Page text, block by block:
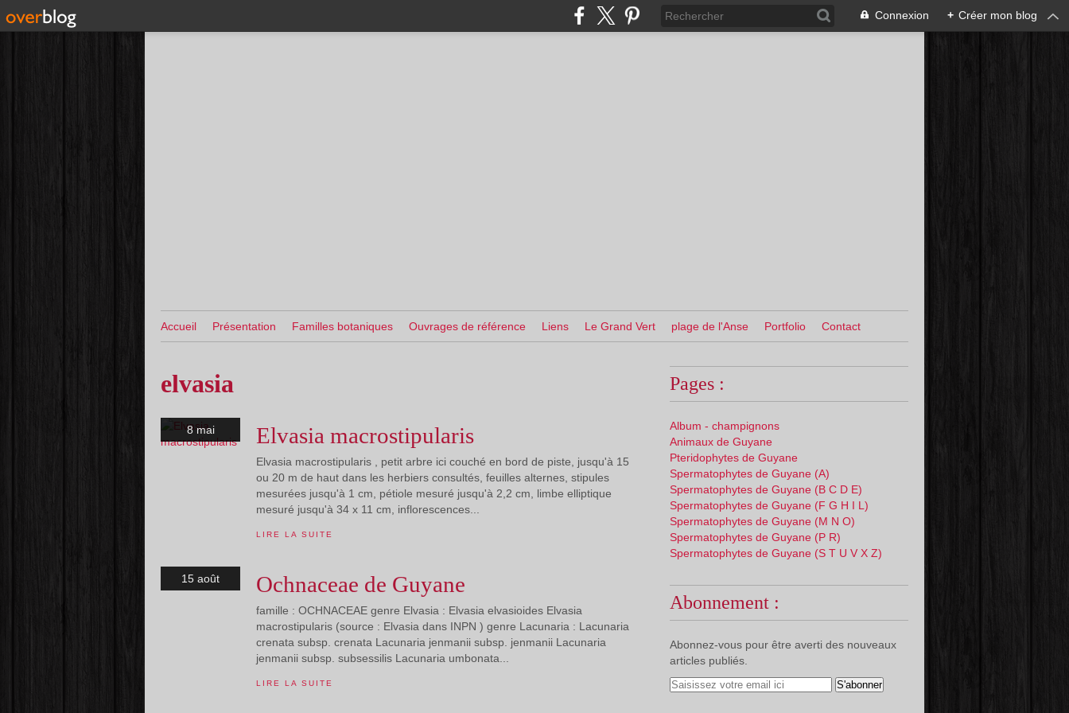
Connexion + Créer mon blog
Accueil Présentation Familles botaniques Ouvrages de référence Liens Le Grand Vert plage de l'Anse Portfolio Contact
elvasia
8 mai Elvasia macrostipularis
Elvasia macrostipularis , petit arbre ici couché en bord de piste, jusqu'à 15
ou 20 m de haut dans les herbiers consultés, feuilles alternes, stipules
mesurées jusqu'à 1 cm, pétiole mesuré jusqu'à 2,2 cm, limbe elliptique
mesuré jusqu'à 34 x 11 cm, inflorescences...
LIRE LA SUITE
15 août Ochnaceae de Guyane
famille : OCHNACEAE genre Elvasia : Elvasia elvasioides Elvasia
macrostipularis (source : Elvasia dans INPN ) genre Lacunaria : Lacunaria
crenata subsp. crenata Lacunaria jenmanii subsp. jenmanii Lacunaria
jenmanii subsp. subsessilis Lacunaria umbonata...
LIRE LA SUITE
Pages :
Album - champignons
Animaux de Guyane
Pteridophytes de Guyane
Spermatophytes de Guyane (A)
Spermatophytes de Guyane (B C D E)
Spermatophytes de Guyane (F G H I L)
Spermatophytes de Guyane (M N O)
Spermatophytes de Guyane (P R)
Spermatophytes de Guyane (S T U V X Z)
Abonnement :
Abonnez-vous pour être averti des nouveaux
articles publiés.